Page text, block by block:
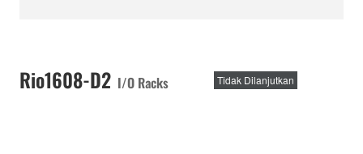
Rio1608-D2 I/O Racks Tidak Dilanjutkan